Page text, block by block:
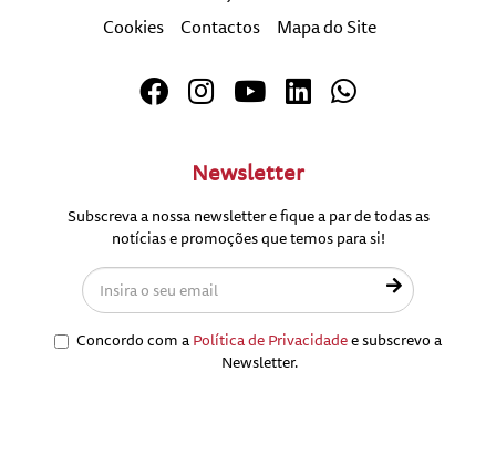
Cookies
Contactos Mapa do Site
Newsletter
Subscreva a nossa newsletter e fique a par de todas as
notícias e promoções que temos para si!
Concordo com a Política de Privacidadee subscrevo a
Newsletter.